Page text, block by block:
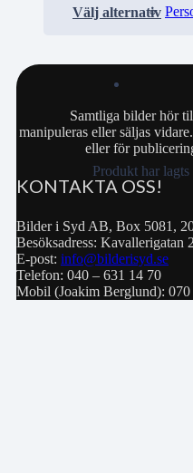
Produkt har
Välj alternativ
Samtliga bilder hör
manipuleras eller säljas
eller för
KONTAKTA OSS!
Bilder i Syd AB, Box 5081,
Besöksadress: Kavallerigatan
E-post: info@bilderisyd.se
Telefon: 040 – 631 14 70
Mobil (Joakim Berglund): 070